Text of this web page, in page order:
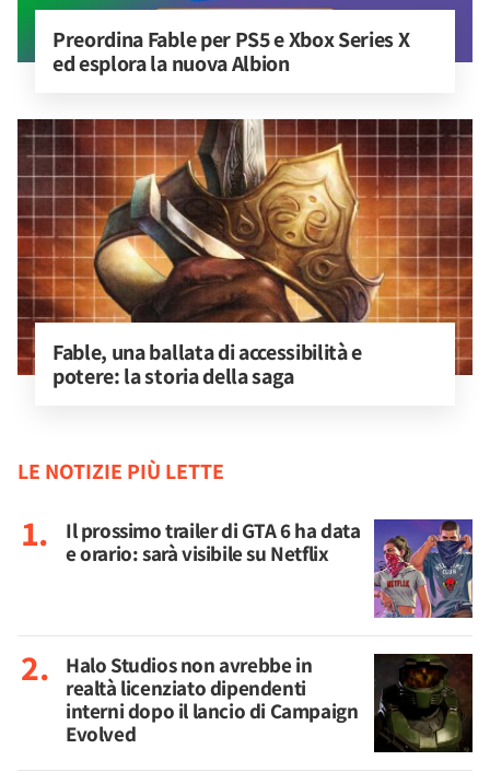
Preordina Fable per PS5 e Xbox Series X
ed esplora la nuova Albion
Fable, una ballata di accessibilità e
potere: la storia della saga
LE NOTIZIE PIÙ LETTE
Il prossimo trailer di GTA 6 ha data
e orario: sarà visibile su Netflix
Halo Studios non avrebbe in
realtà licenziato dipendenti
interni dopo il lancio di Campaign
Evolved